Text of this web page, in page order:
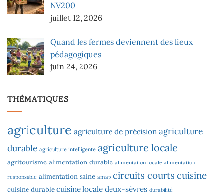
NV200
juillet 12, 2026
Quand les fermes deviennent des lieux
pédagogiques
juin 24, 2026
THÉMATIQUES
agriculture agriculture de précision agriculture
durable agriculture intelligente agriculture locale
agritourisme alimentation durable alimentation locale alimentation
responsable alimentation saine amap circuits courts cuisine
cuisine durable cuisine locale deux-sèvres durabilité